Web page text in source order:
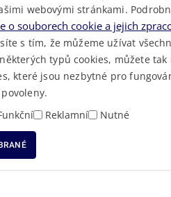
RSS •Mapa stránek•Cookies
webovými stránkami.
o souborech cookie a jejich
s tím, že můžeme užívat
typů cookies, můžete
které jsou nezbytné pro
Reklamní Nutné